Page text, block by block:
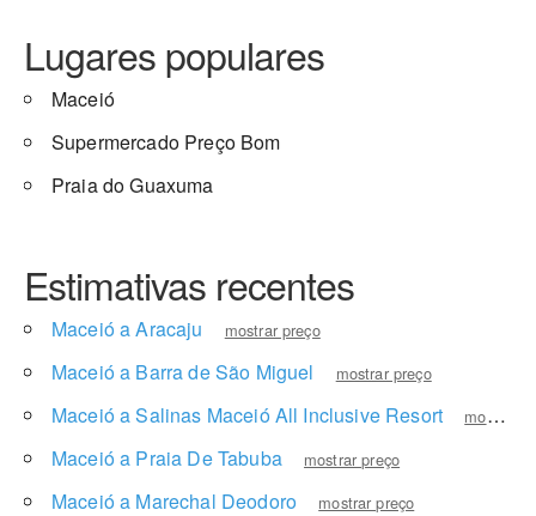
Lugares populares
Maceió
Supermercado Preço Bom
Praia do Guaxuma
Estimativas recentes
Maceió a Aracaju mostrar preço
Maceió a Barra de São Miguel mostrar preço
Maceió a Salinas Maceió All Inclusive Resort mostrar preço
Maceió a Praia De Tabuba mostrar preço
Maceió a Marechal Deodoro mostrar preço